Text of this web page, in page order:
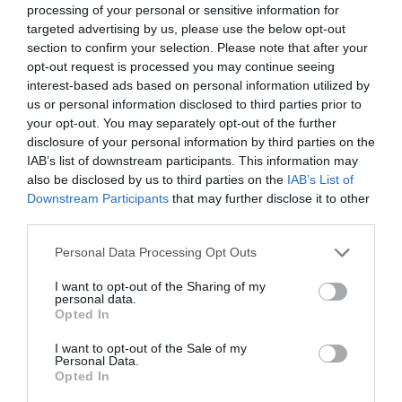
processing of your personal or sensitive information for
targeted advertising by us, please use the below opt-out
section to confirm your selection. Please note that after your
opt-out request is processed you may continue seeing
interest-based ads based on personal information utilized by
us or personal information disclosed to third parties prior to
your opt-out. You may separately opt-out of the further
disclosure of your personal information by third parties on the
IAB’s list of downstream participants. This information may
also be disclosed by us to third parties on the IAB’s List of
Downstream Participants that may further disclose it to other
Personal Data Processing Opt Outs
I want to opt-out of the Sharing of my
personal data.
Opted In
I want to opt-out of the Sale of my
Personal Data.
Opted In
de comunicación
AGUSTÍN MILLÁN06/03/2025
Con motivo del Día Internacional de la Mujer, el
próximo sábado 8 de marzo, del cual se cumplen 50
años desde su instauración, la Agrupación de
Periodistas de UGT (AGP-UGT) reivindica la necesidad
de avanzar hacia una igualdad real y efectiva en los
medios de comunicación. A pesar de los...